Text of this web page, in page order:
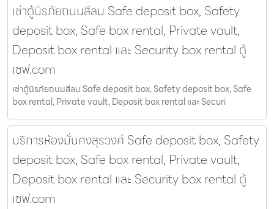
เช่าตู้นิรภัยถนนสีลม Safe deposit box, Safety
deposit box, Safe box rental, Private vault,
Deposit box rental และ Security box rental ตู้
เซฟ.com
เช่าตู้นิรภัยถนนสีลม Safe deposit box, Safety deposit box, Safe
box rental, Private vault, Deposit box rental และ Securi
บริการห้องมั่นคงสุรวงศ์ Safe deposit box, Safety
deposit box, Safe box rental, Private vault,
Deposit box rental และ Security box rental ตู้
เซฟ.com